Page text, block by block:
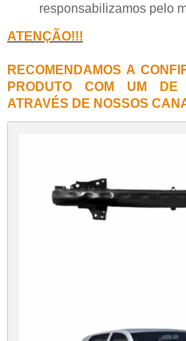
responsabilizamos pelo
ATENÇÃO!!!
RECOMENDAMOS A
PRODUTO COM UM DE
ATRAVÉS DE NOSSOS